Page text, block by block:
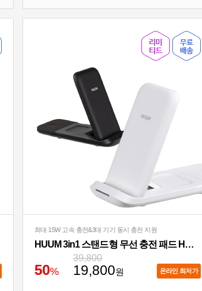
최대 15W 고속 충전&3대 기기 동시 충전 지원
HUUM 3in1 스탠드형 무선 충전 패드 HWC-700QA
50%
39,800
19,800원 온라인 최저가